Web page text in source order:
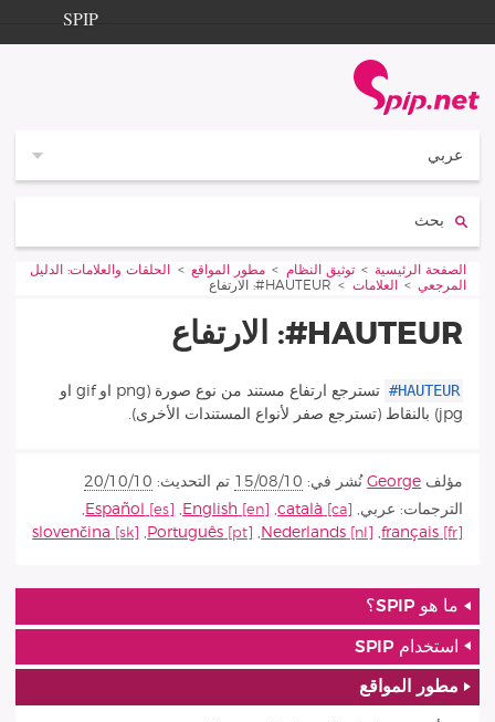
SPIP
عربي
Vous êtes ici :
الصفحة الرئيسية توثيق النظام مطور المواقع
الحلقات والعلامات: الدليل
المرجعي
العلامات HAUTEUR#: الارتفاع
HAUTEUR#: الارتفاع
#HAUTEUR
تسترجع ارتفاع مستند من نوع صورة (png او gif او
jpg) بالنقاط (تسترجع صفر لأنواع المستندات الأخرى).
مؤلف George نُشر في: 15/08/10 تم التحديث: 20/10/10
الترجمات: عربي,
català
,
English
,
Español
,
français
,
Nederlands
,
Português
,
slovenčina
ما هو SPIP؟
استخدام SPIP
مطور المواقع